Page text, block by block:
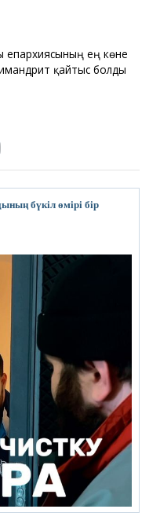
епархиясының ең көне
қайтыс болды
бүкіл өмірі бір